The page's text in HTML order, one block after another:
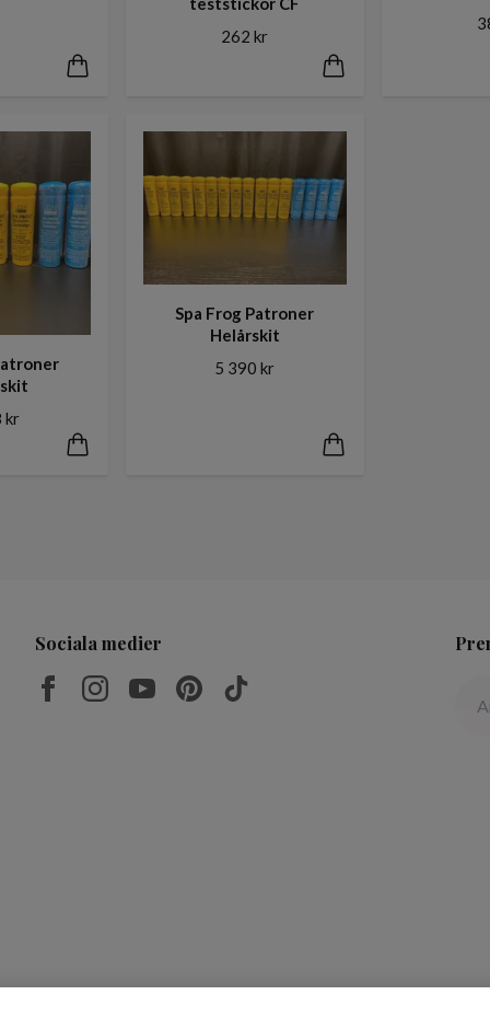
262 kr
kr
Spa Frog Patroner
Helårskit
5 390 kr
Sociala medier